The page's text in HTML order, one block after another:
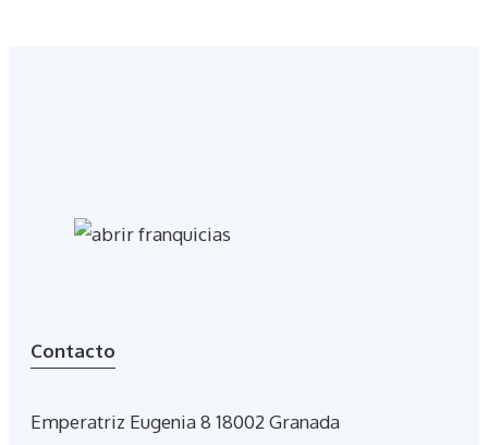
Contacto
Emperatriz Eugenia 8 18002 Granada